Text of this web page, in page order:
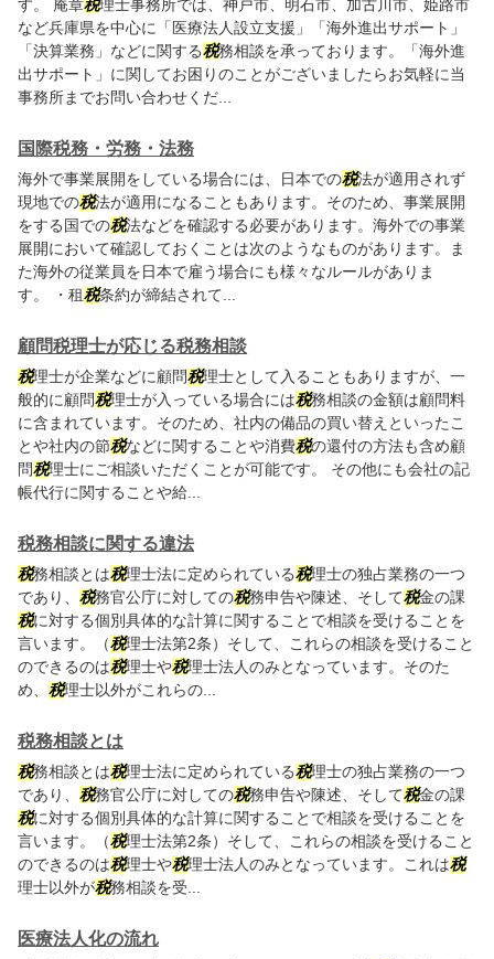
す。 庵章税理士事務所では、神戸市、明石市、加古川市、姫路市
など兵庫県を中心に「医療法人設立支援」「海外進出サポート」
「決算業務」などに関する税務相談を承っております。「海外進
出サポート」に関してお困りのことがございましたらお気軽に当
事務所までお問い合わせくだ...
国際税務・労務・法務
海外で事業展開をしている場合には、日本での税法が適用されず
現地での税法が適用になることもあります。そのため、事業展開
をする国での税法などを確認する必要があります。海外での事業
展開において確認しておくことは次のようなものがあります。ま
た海外の従業員を日本で雇う場合にも様々なルールがありま
す。 ・租税条約が締結されて...
顧問税理士が応じる税務相談
税理士が企業などに顧問税理士として入ることもありますが、一
般的に顧問税理士が入っている場合には税務相談の金額は顧問料
に含まれています。そのため、社内の備品の買い替えといったこ
とや社内の節税などに関することや消費税の還付の方法も含め顧
問税理士にご相談いただくことが可能です。 その他にも会社の記
帳代行に関することや給...
税務相談に関する違法
税務相談とは税理士法に定められている税理士の独占業務の一つ
であり、 税務官公庁に対しての税務申告や陳述、そして税金の課
税に対する個別具体的な計算に関することで相談を受けることを
言います。（税理士法第2条）そして、これらの相談を受けること
のできるのは税理士や税理士法人のみとなっています。そのた
め、 税理士以外がこれらの...
税務相談とは
税務相談とは税理士法に定められている税理士の独占業務の一つ
であり、 税務官公庁に対しての税務申告や陳述、そして税金の課
税に対する個別具体的な計算に関することで相談を受けることを
言います。（税理士法第2条）そして、これらの相談を受けること
のできるのは税理士や税理士法人のみとなっています。これは税
理士以外が税務相談を受...
医療法人化の流れ